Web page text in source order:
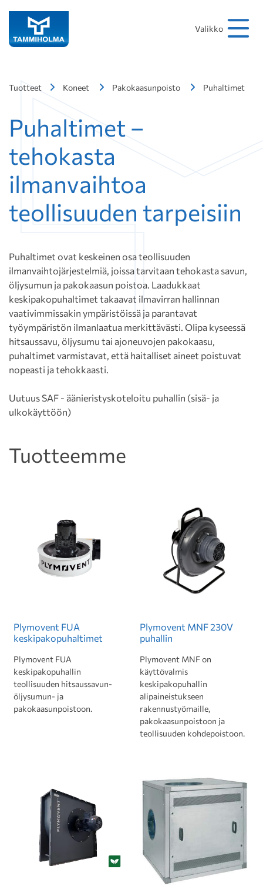
Valikko
Tuotteet Koneet Pakokaasunpoisto Puhaltimet
Puhaltimet –
tehokasta
ilmanvaihtoa
teollisuuden tarpeisiin
Puhaltimet ovat keskeinen osa teollisuuden
ilmanvaihtojärjestelmiä, joissa tarvitaan tehokasta savun,
öljysumun ja pakokaasun poistoa. Laadukkaat
keskipakopuhaltimet takaavat ilmavirran hallinnan
vaativimmissakin ympäristöissä ja parantavat
työympäristön ilmanlaatua merkittävästi. Olipa kyseessä
hitsaussavu, öljysumu tai ajoneuvojen pakokaasu,
puhaltimet varmistavat, että haitalliset aineet poistuvat
nopeasti ja tehokkaasti.
Uutuus SAF - äänieristyskoteloitu puhallin (sisä- ja
ulkokäyttöön)
Tuotteemme
Plymovent FUA
keskipakopuhaltimet
Plymovent FUA
keskipakopuhallin
teollisuuden hitsaussavun-
öljysumun- ja
pakokaasunpoistoon.
Plymovent MNF 230V
puhallin
Plymovent MNF on
käyttövalmis
keskipakopuhallin
alipaineistukseen
rakennustyömaille,
pakokaasunpoistoon ja
teollisuuden kohdepoistoon.